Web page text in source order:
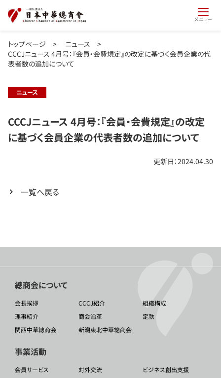
メニュー
トップページ > ニュース >
CCCJニュース 4月号：『会員・会費規定』の改定に基づく会員企業の代
表者数の追加について
ニュース
CCCJニュース 4月号：『会員・会費規定』の改定
に基づく会員企業の代表者数の追加について
更新日：2024.04.30
一覧へ戻る
總商会について
会長挨拶 CCCJ紹介
組織構成
理事紹介
商会沿革
定款
関西中華總商会
新潟東北中華總商会
事業活動
会員サービス 対外交流
ビジネス創出支援